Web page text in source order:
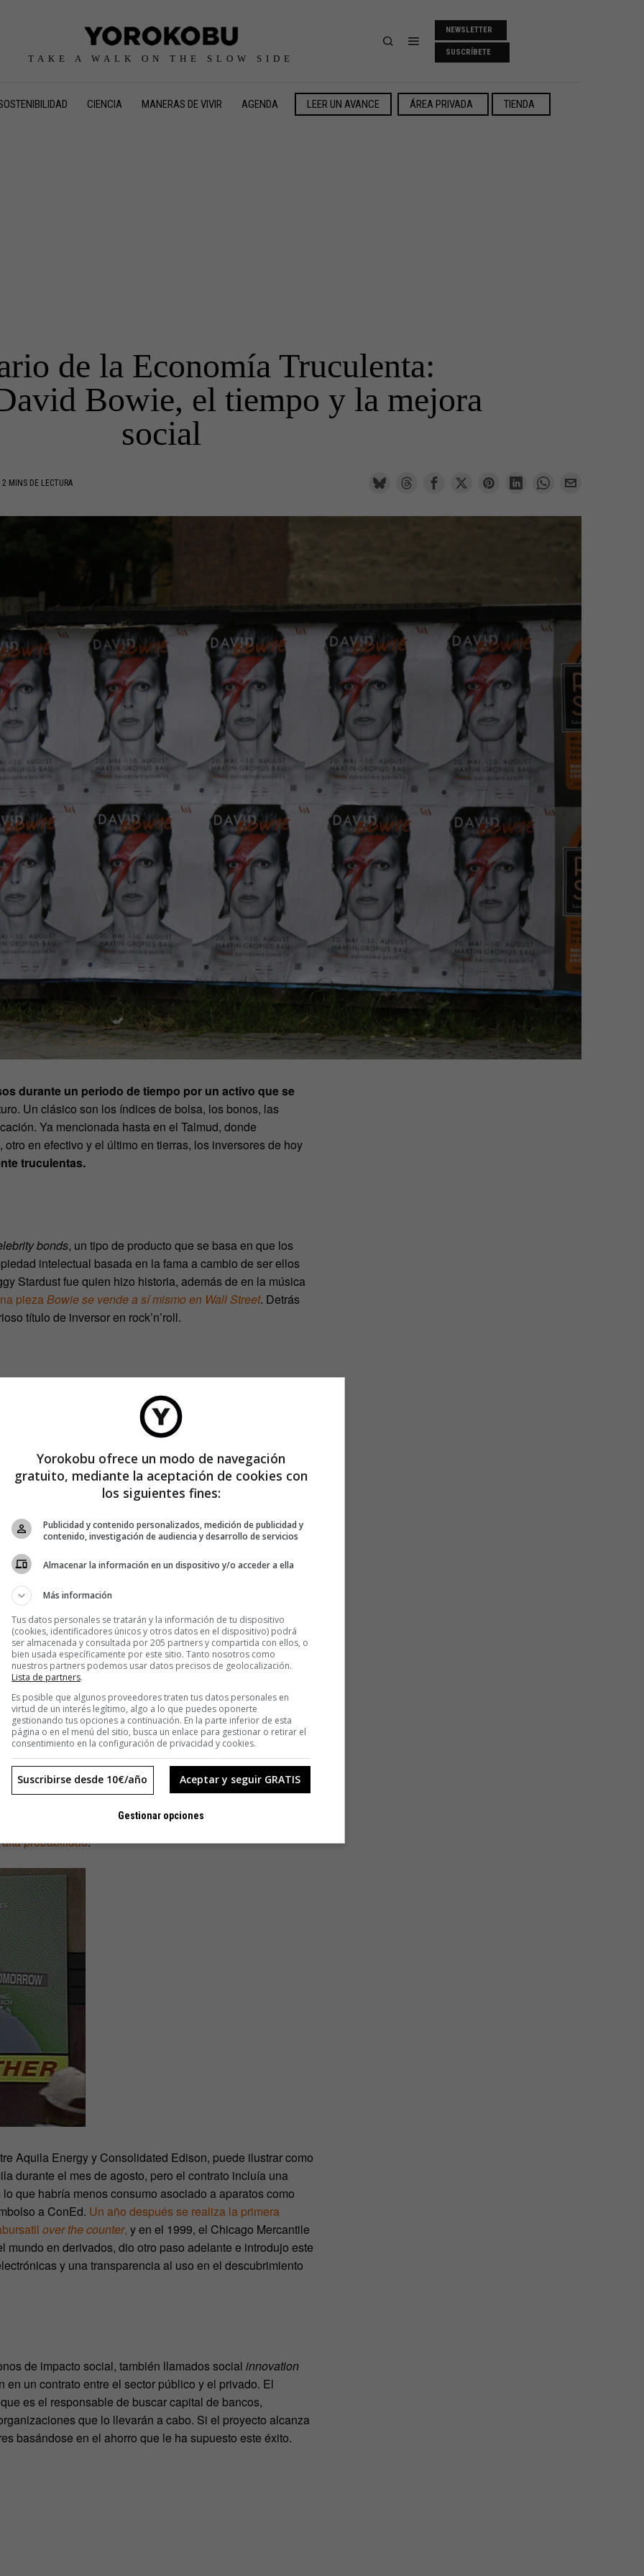
TAKE A WALK ON THE SLOW SIDE
NEWSLETTER
SUSCRÍBETE
CIENCIA MANERAS DE VIVIR AGENDA LEER UN AVANCE ÁREA PRIVADA TIENDA
de la Economía Truculenta:
Bowie, el tiempo y la mejora
social
2 MINS DE LECTURA
durante un periodo de tiempo por un activo que se
Un clásico son los índices de bolsa, los bonos, las
Ya mencionada hasta en el Talmud, donde
en efectivo y el último en tierras, los inversores de hoy
truculentas.
bonds, un tipo de producto que se basa en que los
intelectual basada en la fama a cambio de ser ellos
Stardust fue quien hizo historia, además de en la música
piezaBowie se vende a sí mismo en Wall Street. Detrás
título de inversor en rock’n’roll.
millones de dólares de 1997 por los royalties de toda la
clásicos como
The Man Who Sold the World
7,9% y duraron 10 años. Pullman realizó la misma
Brothers y James Brown, peroMoody’s bajó su
ventas de álbumes comenzaron a caer por el auge de
más que adelantos por un producto futuro, como un
y se vendía el derecho a adquirirla, pudiendo invertir
actual, hay derivados de cosas muy raras, incluidas la
sino la posibilidad de que el tiempo cause
cubre una posibilidad escasa de alta riesgo,
probabilidad.
Aquila Energy y Consolidated Edison, puede ilustrar como
durante el mes de agosto, pero el contrato incluía una
que habría menos consumo asociado a aparatos como
a ConEd. Un año después se realiza la primera
over the counter, y en el 1999, el Chicago Mercantile
en derivados, dio otro paso adelante e introdujo este
y una transparencia al uso en el descubrimiento
de impacto social, también llamados social innovation
en un contrato entre el sector público y el privado. El
es el responsable de buscar capital de bancos,
que lo llevarán a cabo. Si el proyecto alcanza
basándose en el ahorro que le ha supuesto este éxito.
Yorokobu ofrece un modo de navegación
gratuito, mediante la aceptación de cookies con
los siguientes fines:
Publicidad y contenido personalizados, medición de publicidad y
contenido, investigación de audiencia y desarrollo de servicios
Almacenar la información en un dispositivo y/o acceder a ella
Más información
Tus datos personales se tratarán y la información de tu dispositivo
(cookies, identificadores únicos y otros datos en el dispositivo) podrá
ser almacenada y consultada por 205 partners y compartida con ellos, o
bien usada específicamente por este sitio. Tanto nosotros como
nuestros partners podemos usar datos precisos de geolocalización.
Lista de partners.
Es posible que algunos proveedores traten tus datos personales en
virtud de un interés legítimo, algo a lo que puedes oponerte
gestionando tus opciones a continuación. En la parte inferior de esta
página o en el menú del sitio, busca un enlace para gestionar o retirar el
consentimiento en la configuración de privacidad y cookies.
Aceptar y seguir GRATIS
Suscribirse desde 10€/año
Gestionar opciones